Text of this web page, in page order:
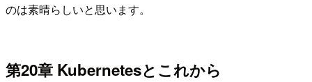
のは素晴らしいと思います。
第20章 Kubernetesとこれから